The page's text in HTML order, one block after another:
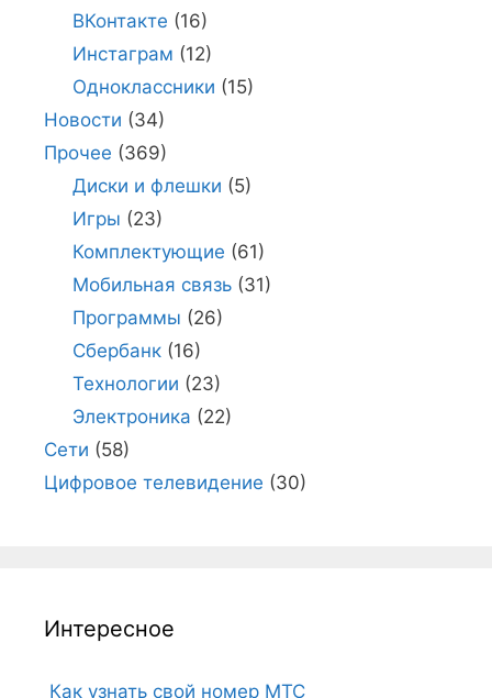
ВКонтакте (16)
Инстаграм (12)
Одноклассники (15)
Новости (34)
Прочее (369)
Диски и флешки (5)
Игры (23)
Комплектующие (61)
Мобильная связь(31)
Программы (26)
Сбербанк(16)
Технологии (23)
Электроника (22)
Сети (58)
Цифровое телевидение (30)
Интересное
Как узнать свой номер МТС